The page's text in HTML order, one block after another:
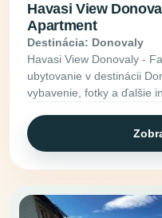
Havasi View
Apartment
Destinácia: Donovaly
Havasi View Donovaly -
ubytovanie v destinácii
vybavenie, fotky a ďalšie